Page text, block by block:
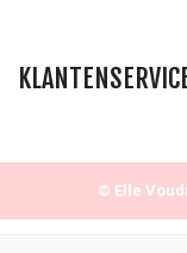
© Elle